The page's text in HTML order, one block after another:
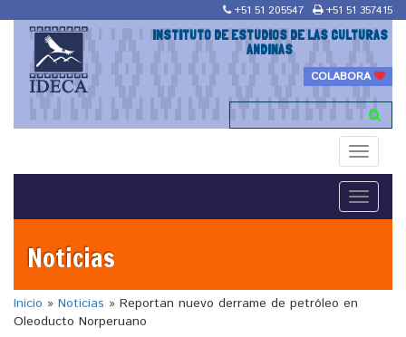
+51 51 205547 +51 51 357415
INSTITUTO DE ESTUDIOS DE LAS CULTURAS
ANDINAS
COLABORA
Toggle
Toggle
Noticias
Inicio » Noticias » Reportan nuevo derrame de petróleo en
Oleoducto Norperuano